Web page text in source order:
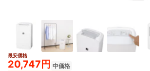
最安価格
20,747円 中価格